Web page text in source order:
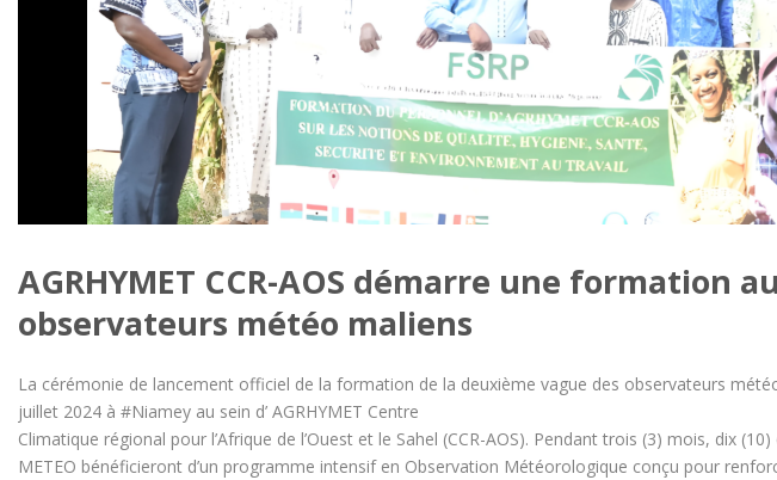
AGRHYMET CCR-AOS démarre une formation
observateurs météo maliens
La cérémonie de lancement officiel de la formation de la deuxième vague des observateurs
juillet 2024 à #Niamey au sein d’ AGRHYMET Centre
Climatique régional pour l’Afrique de l’Ouest et le Sahel (CCR-AOS). Pendant trois (3) mois, dix
METEO bénéficieront d’un programme intensif en Observation Météorologique conçu pour